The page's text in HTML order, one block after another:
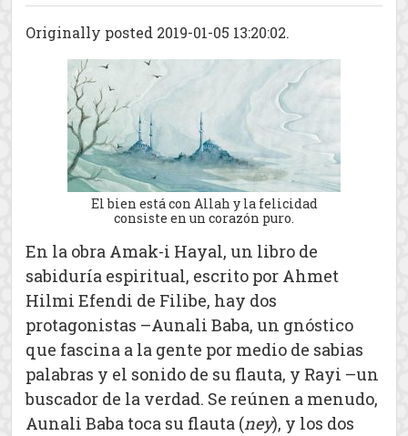
Originally posted 2019-01-05 13:20:02.
El bien está con Allah y la felicidad
consiste en un corazón puro.
En la obra Amak-i Hayal, un libro de
sabiduría espiritual, escrito por Ahmet
Hilmi Efendi de Filibe, hay dos
protagonistas –Aunali Baba, un gnóstico
que fascina a la gente por medio de sabias
palabras y el sonido de su flauta, y Rayi –un
buscador de la verdad. Se reúnen a menudo,
Aunali Baba toca su flauta (ney), y los dos